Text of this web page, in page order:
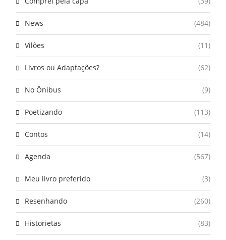
News (484)
Vilões (11)
Livros ou Adaptações? (62)
No Ônibus (9)
Poetizando (113)
Contos (14)
Agenda (567)
Meu livro preferido (3)
Resenhando (260)
Historietas (83)